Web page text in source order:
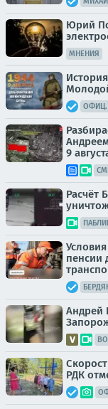
Юрий
МНЕНИЯ
ОФИЦ.
9
Расчёт
пенсии
Андрей
РДК